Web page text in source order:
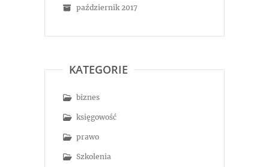
październik 2017
KATEGORIE
biznes
księgowość
prawo
Szkolenia